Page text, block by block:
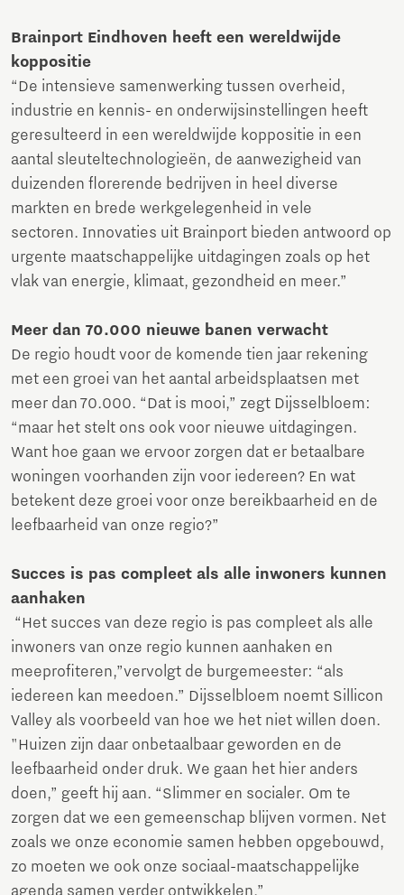
Brainport Eindhoven heeft een wereldwijde
koppositie
“De intensieve samenwerking tussen overheid,
industrie en kennis- en onderwijsinstellingen heeft
geresulteerd in een wereldwijde koppositie in een
aantal sleuteltechnologieën, de aanwezigheid van
duizenden florerende bedrijven in heel diverse
markten en brede werkgelegenheid in vele
sectoren. Innovaties uit Brainport bieden antwoord op
urgente maatschappelijke uitdagingen zoals op het
vlak van energie, klimaat, gezondheid en meer.”
Meer dan 70.000 nieuwe banen verwacht
De regio houdt voor de komende tien jaar rekening
met een groei van het aantal arbeidsplaatsen met
meer dan 70.000. “Dat is mooi,” zegt Dijsselbloem:
“maar het stelt ons ook voor nieuwe uitdagingen.
Want hoe gaan we ervoor zorgen dat er betaalbare
woningen voorhanden zijn voor iedereen? En wat
betekent deze groei voor onze bereikbaarheid en de
leefbaarheid van onze regio?”
Succes is pas compleet als alle inwoners kunnen
aanhaken
“Het succes van deze regio is pas compleet als alle
inwoners van onze regio kunnen aanhaken en
meeprofiteren,”vervolgt de burgemeester: “als
iedereen kan meedoen.” Dijsselbloem noemt Sillicon
Valley als voorbeeld van hoe we het niet willen doen.
"Huizen zijn daar onbetaalbaar geworden en de
leefbaarheid onder druk. We gaan het hier anders
doen,” geeft hij aan. “Slimmer en socialer. Om te
zorgen dat we een gemeenschap blijven vormen. Net
zoals we onze economie samen hebben opgebouwd,
zo moeten we ook onze sociaal-maatschappelijke